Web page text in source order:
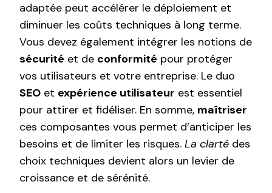
adaptée peut accélérer le déploiement et
diminuer les coûts techniques à long terme.
Vous devez également intégrer les notions de
sécurité et de conformité pour protéger
vos utilisateurs et votre entreprise. Le duo
SEO et expérience utilisateur est essentiel
pour attirer et fidéliser. En somme, maîtriser
ces composantes vous permet d’anticiper les
besoins et de limiter les risques. La clarté des
choix techniques devient alors un levier de
croissance et de sérénité.